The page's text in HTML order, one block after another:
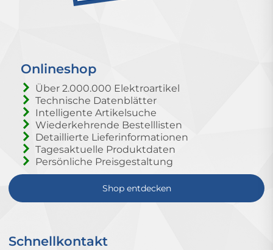
Onlineshop
Über 2.000.000 Elektroartikel
Technische Datenblätter
Intelligente Artikelsuche
Wiederkehrende Bestelllisten
Detaillierte Lieferinformationen
Tagesaktuelle Produktdaten
Persönliche Preisgestaltung
Shop entdecken
Schnellkontakt